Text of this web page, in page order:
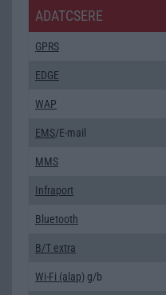
ADATCSERE
GPRS
EDGE
WAP
EMS/E-mail
MMS
Infraport
Bluetooth
B/T extra
Wi-Fi (alap) g/b